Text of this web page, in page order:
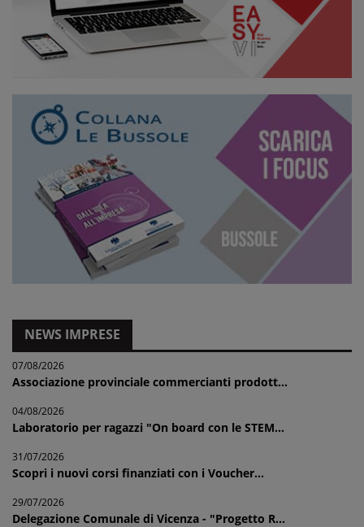
NEWS IMPRESE
07/08/2026
Associazione provinciale commercianti prodott...
04/08/2026
Laboratorio per ragazzi "On board con le STEM...
31/07/2026
Scopri i nuovi corsi finanziati con i Voucher...
29/07/2026
Delegazione Comunale di Vicenza - "Progetto R...